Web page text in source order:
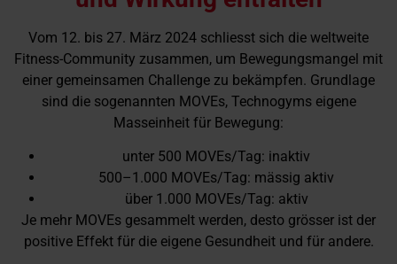
Vom 12. bis 27. März 2024 schliesst sich die weltweite
Fitness-Community zusammen, um Bewegungsmangel mit
einer gemeinsamen Challenge zu bekämpfen. Grundlage
sind die sogenannten MOVEs, Technogyms eigene
Masseinheit für Bewegung:
unter 500 MOVEs/Tag: inaktiv
500–1.000 MOVEs/Tag: mässig aktiv
über 1.000 MOVEs/Tag: aktiv
Je mehr MOVEs gesammelt werden, desto grösser ist der
positive Effekt für die eigene Gesundheit und für andere.